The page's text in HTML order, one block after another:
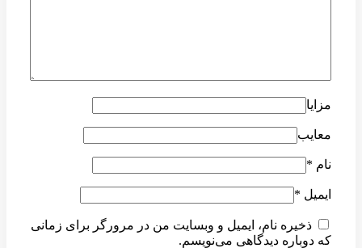
مزایا
معایب
نام *
ایمیل *
ذخیره نام، ایمیل و وبسایت من در مرورگر برای زمانی
که دوباره دیدگاهی می‌نویسم.